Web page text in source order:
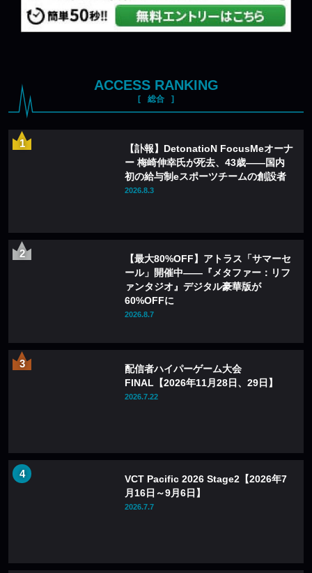
ACCESS RANKING
総合
【訃報】DetonatioN FocusMeオーナ
ー 梅崎伸幸氏が死去、43歳——国内
初の給与制eスポーツチームの創設者
2026.8.3
【最大80%OFF】アトラス「サマーセ
ール」開催中——『メタファー：リフ
ァンタジオ』デジタル豪華版が
60%OFFに
2026.8.7
配信者ハイパーゲーム大会
FINAL【2026年11月28日、29日】
2026.7.22
VCT Pacific 2026 Stage2【2026年7
月16日～9月6日】
2026.7.7